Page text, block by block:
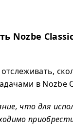
Nozbe
в Nozbe
что для